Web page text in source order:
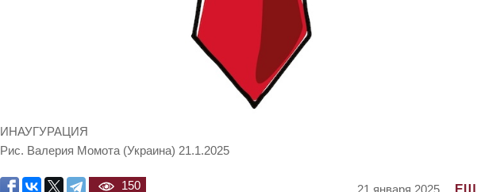
ИНАУГУРАЦИЯ
Рис. Валерия Момота (Украина) 21.1.2025
21 января 2025
150